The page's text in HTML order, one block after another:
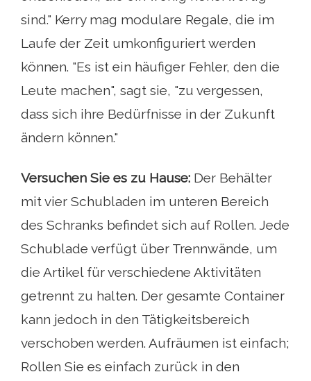
sind." Kerry mag modulare Regale, die im
Laufe der Zeit umkonfiguriert werden
können. "Es ist ein häufiger Fehler, den die
Leute machen", sagt sie, "zu vergessen,
dass sich ihre Bedürfnisse in der Zukunft
ändern können."
Versuchen Sie es zu Hause: Der Behälter
mit vier Schubladen im unteren Bereich
des Schranks befindet sich auf Rollen. Jede
Schublade verfügt über Trennwände, um
die Artikel für verschiedene Aktivitäten
getrennt zu halten. Der gesamte Container
kann jedoch in den Tätigkeitsbereich
verschoben werden. Aufräumen ist einfach;
Rollen Sie es einfach zurück in den